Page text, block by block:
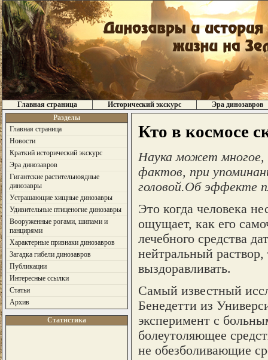
Главная страница Исторический экскурс
Эра динозавров
Разделы
Главная страница
Новости
Краткий исторический экскурс
Эра динозавров
Гигантские растительноядные
динозавры
Устрашающие хищные динозавры
Удивительные птиценогие динозавры
Вооруженные рогами, шипами и
панцирями
Характерные признаки динозавров
Загадка гибели динозавров
Публикации
Интересные ссылки
Статьи
Архив
Статистика
Кто в космосе
Наука может многое,
фактов, при
головой.Об эффекте
Это когда человека
ощущает, как его
лечебного средства
нейтральный раствор,
выздоравливать.
Самый известный
Бенедетти из
эксперимент с
болеутоляющее
не обезболивающие